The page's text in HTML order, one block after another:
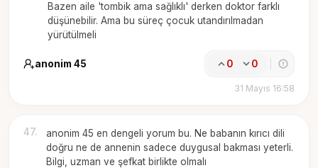
Bazen aile 'tombik ama sağlıklı' derken doktor farklı
düşünebilir. Ama bu süreç çocuk utandırılmadan
yürütülmeli
anonim 45 0 0
31 Mayıs 16:58
47.
anonim 45 en dengeli yorum bu. Ne babanın kırıcı dili
doğru ne de annenin sadece duygusal bakması yeterli.
Bilgi, uzman ve şefkat birlikte olmalı